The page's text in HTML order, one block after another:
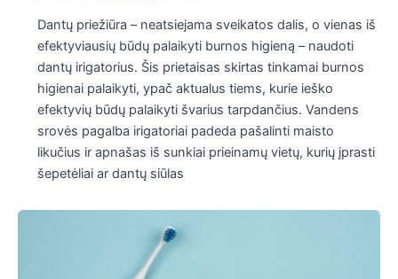
Dantų priežiūra – neatsiejama sveikatos dalis, o vienas iš
efektyviausių būdų palaikyti burnos higieną – naudoti
dantų irigatorius. Šis prietaisas skirtas tinkamai burnos
higienai palaikyti, ypač aktualus tiems, kurie ieško
efektyvių būdų palaikyti švarius tarpdančius. Vandens
srovės pagalba irigatoriai padeda pašalinti maisto
likučius ir apnašas iš sunkiai prieinamų vietų, kurių įprasti
šepetėliai ar dantų siūlas